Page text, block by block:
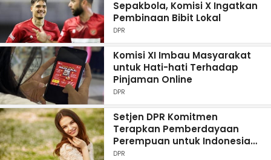
Sepakbola, Komisi X Ingatkan
Pembinaan Bibit Lokal
DPR
Komisi XI Imbau Masyarakat
untuk Hati-hati Terhadap
Pinjaman Online
DPR
Setjen DPR Komitmen
Terapkan Pemberdayaan
Perempuan untuk Indonesia
Maju
DPR